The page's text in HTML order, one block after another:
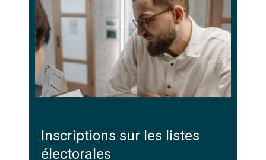
Inscriptions sur les listes
électorales